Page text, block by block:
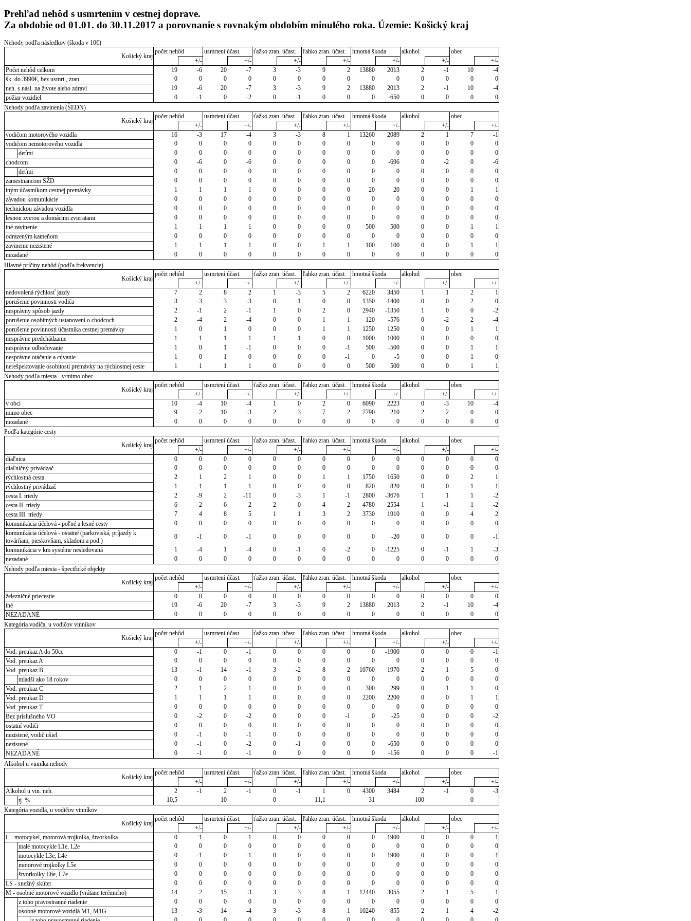
Prehľad nehôd s usmrtením v cestnej doprave.
Za obdobie od 01.01. do 30.11.2017 a porovnanie s rovnakým obdobím minulého roka. Územie: Košický kraj
Nehody podľa následkov (škoda v 10€)
Košický kraj
počet nehôd usmrtení účast. ťažko zran. účast. ľahko zran. účast. hmotná škoda alkohol
obec
+/-
+/- +/- +/- +/- +/-
+/-
Počet nehôd celkom
19 -6 20 -7 3 -3 9 2 13880 2013 2 -1 10
-4
šk. do 3990€, bez usmrt., zran.
0 0 0 0 0 0 0 0 0 0 0 0 0
0
neh. s násl. na živote alebo zdraví
19 -6 20 -7 3 -3 9 2 13880 2013 2 -1 10
-4
požiar vozidiel
0 -1 0 -2 0 -1 0 0 0 -650 0 0 0
0
Nehody podľa zavinenia (ŠEDN)
Košický kraj
počet nehôd usmrtení účast. ťažko zran. účast. ľahko zran. účast. hmotná škoda alkohol
obec
+/-
+/- +/- +/- +/- +/-
+/-
vodičom motorového vozidla
16 -3 17 -4 3 -3 8 1 13260 2089 2 1 7
-1
vodičom nemotorového vozidla
0 0 0 0 0 0 0 0 0 0 0 0 0
0
deťmi
0 0 0 0 0 0 0 0 0 0 0 0 0
0
chodcom
0 -6 0 -6 0 0 0 0 0 -696 0 -2 0
-6
deťmi
0 0 0 0 0 0 0 0 0 0 0 0 0
0
zamestnancom SŽD
0 0 0 0 0 0 0 0 0 0 0 0 0
0
iným účastníkom cestnej premávky
1 1 1 1 0 0 0 0 20 20 0 0 1
1
závadou komunikácie
0 0 0 0 0 0 0 0 0 0 0 0 0
0
technickou závadou vozidla
0 0 0 0 0 0 0 0 0 0 0 0 0
0
lesnou zverou a domácimi zvieratami
0 0 0 0 0 0 0 0 0 0 0 0 0
0
iné zavinenie
1 1 1 1 0 0 0 0 500 500 0 0 1
1
odrazeným kameňom
0 0 0 0 0 0 0 0 0 0 0 0 0
0
zavinenie nezistené
1 1 1 1 0 0 1 1 100 100 0 0 1
1
nezadané
0 0 0 0 0 0 0 0 0 0 0 0 0
0
Hlavné príčiny nehôd (podľa frekvencie)
Košický kraj
počet nehôd usmrtení účast. ťažko zran. účast. ľahko zran. účast. hmotná škoda alkohol
obec
+/-
+/- +/- +/- +/- +/-
+/-
nedovolená rýchlosť jazdy
7 2 8 2 1 -3 5 2 6220 3450 1 1 2
1
porušenie povinnosti vodiča
3 -3 3 -3 0 -1 0 0 1350 -1400 0 0 2
0
nesprávny spôsob jazdy
2 -1 2 -1 1 0 2 0 2940 -1350 1 0 0
-2
porušenie osobitných ustanovení o chodcoch
2 -4 2 -4 0 0 1 1 120 -576 0 -2 2
-4
porušenie povinnosti účastníka cestnej premávky
1 0 1 0 0 0 1 1 1250 1250 0 0 1
1
nesprávne predchádzanie
1 1 1 1 1 1 0 0 1000 1000 0 0 0
0
nesprávne odbočovanie
1 0 1 -1 0 0 0 -1 500 -500 0 0 1
1
nesprávne otáčanie a cúvanie
1 0 1 0 0 0 0 -1 0 -5 0 0 1
0
nerešpektovanie osobitosti premávky na rýchlostnej ceste
1 1 1 1 0 0 0 0 500 500 0 0 1
1
Nehody podľa miesta - v/mimo obec
Košický kraj
počet nehôd usmrtení účast. ťažko zran. účast. ľahko zran. účast. hmotná škoda alkohol
obec
+/-
+/- +/- +/- +/- +/-
+/-
v obci
10 -4 10 -4 1 0 2 0 6090 2223 0 -3 10
-4
mimo obec
9 -2 10 -3 2 -3 7 2 7790 -210 2 2 0
0
nezadané
0 0 0 0 0 0 0 0 0 0 0 0 0
0
Podľa kategórie cesty
Košický kraj
počet nehôd usmrtení účast. ťažko zran. účast. ľahko zran. účast. hmotná škoda alkohol
obec
+/-
+/- +/- +/- +/- +/-
+/-
diaľnica
0 0 0 0 0 0 0 0 0 0 0 0 0
0
diaľničný privádzač
0 0 0 0 0 0 0 0 0 0 0 0 0
0
rýchlostná cesta
2 1 2 1 0 0 1 1 1750 1650 0 0 2
1
rýchlostný privádzač
1 1 1 1 0 0 0 0 820 820 0 0 1
1
cesta I. triedy
2 -9 2 -11 0 -3 1 -1 2800 -3676 1 1 1
-2
cesta II. triedy
6 2 6 2 2 0 4 2 4780 2554 1 -1 1
-2
cesta III. triedy
7 4 8 5 1 1 3 2 3730 1910 0 0 4
2
komunikácia účelová - poľné a lesné cesty
0 0 0 0 0 0 0 0 0 0 0 0 0
0
komunikácia účelová - ostatné (parkoviská, príjazdy k
továrňam, pieskovňam, skladom a pod.)
0 -1 0 -1 0 0 0 0 0 -20 0 0 0
-1
komunikácia v km systéme nesledovaná
1 -4 1 -4 0 -1 0 -2 0 -1225 0 -1 1
-3
nezadané
0 0 0 0 0 0 0 0 0 0 0 0 0
0
Nehody podľa miesta - špecifické objekty
Košický kraj
počet nehôd usmrtení účast. ťažko zran. účast. ľahko zran. účast. hmotná škoda alkohol
obec
+/-
+/- +/- +/- +/- +/-
+/-
železničné priecestie
0 0 0 0 0 0 0 0 0 0 0 0 0
0
iné
19 -6 20 -7 3 -3 9 2 13880 2013 2 -1 10
-4
NEZADANÉ
0 0 0 0 0 0 0 0 0 0 0 0 0
0
Kategória vodiča, u vodičov vinníkov
Košický kraj
počet nehôd usmrtení účast. ťažko zran. účast. ľahko zran. účast. hmotná škoda alkohol
obec
+/-
+/- +/- +/- +/- +/-
+/-
Vod. preukaz A do 50cc
0 -1 0 -1 0 0 0 0 0 -1900 0 0 0
-1
Vod. preukaz A
0 0 0 0 0 0 0 0 0 0 0 0 0
0
Vod. preukaz B
13 -1 14 -1 3 -2 8 2 10760 1970 2 1 5
0
mladší ako 18 rokov
0 0 0 0 0 0 0 0 0 0 0 0 0
0
Vod. preukaz C
2 1 2 1 0 0 0 0 300 299 0 -1 1
0
Vod. preukaz D
1 1 1 1 0 0 0 0 2200 2200 0 0 1
1
Vod. preukaz T
0 0 0 0 0 0 0 0 0 0 0 0 0
0
Bez príslušného VO
0 -2 0 -2 0 0 0 -1 0 -25 0 0 0
-2
ostatní vodiči
0 0 0 0 0 0 0 0 0 0 0 0 0
0
nezistené, vodič ušiel
0 -1 0 -1 0 0 0 0 0 0 0 0 0
0
nezistené
0 -1 0 -2 0 -1 0 0 0 -650 0 0 0
0
NEZADANÉ
0 -1 0 -1 0 0 0 0 0 -156 0 0 0
-1
Alkohol u vinníka nehody
Košický kraj
počet nehôd usmrtení účast. ťažko zran. účast. ľahko zran. účast. hmotná škoda alkohol
obec
+/-
+/- +/- +/- +/- +/-
+/-
Alkohol u vin. neh.
2 -1 2 -1 0 -1 1 0 4300 3484 2 -1 0
-3
tj. %
10,5 10 0 11,1 31 100
0
Kategória vozidla, u vodičov vinníkov
Košický kraj
počet nehôd usmrtení účast. ťažko zran. účast. ľahko zran. účast. hmotná škoda alkohol
obec
+/-
+/- +/- +/- +/- +/-
+/-
L - motocykel, motorová trojkolka, štvorkolka
0 -1 0 -1 0 0 0 0 0 -1900 0 0 0
-1
malé motocykle L1e, L2e
0 0 0 0 0 0 0 0 0 0 0 0 0
0
motocykle L3e, L4e
0 -1 0 -1 0 0 0 0 0 -1900 0 0 0
-1
motorové trojkolky L5e
0 0 0 0 0 0 0 0 0 0 0 0 0
0
štvorkolky L6e, L7e
0 0 0 0 0 0 0 0 0 0 0 0 0
0
LS - snežný skúter
0 0 0 0 0 0 0 0 0 0 0 0 0
0
M - osobné motorové vozidlo (vrátane terénneho)
14 -2 15 -3 3 -3 8 1 12440 3055 2 1 5
-1
z toho pravostranné riadenie
0 0 0 0 0 0 0 0 0 0 0 0 0
0
osobné motorové vozidlá M1, M1G
13 -3 14 -4 3 -3 8 1 10240 855 2 1 4
-2